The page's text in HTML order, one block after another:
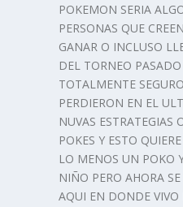
POKEMON SERIA
PERSONAS QUE
GANAR O INCLUSO
DEL TORNEO
TOTALMENTE
PERDIERON EN EL
NUVAS ESTRATEGIAS
POKES Y ESTO
LO MENOS UN POKO
NIÑO PERO AHORA
AQUI EN DONDE